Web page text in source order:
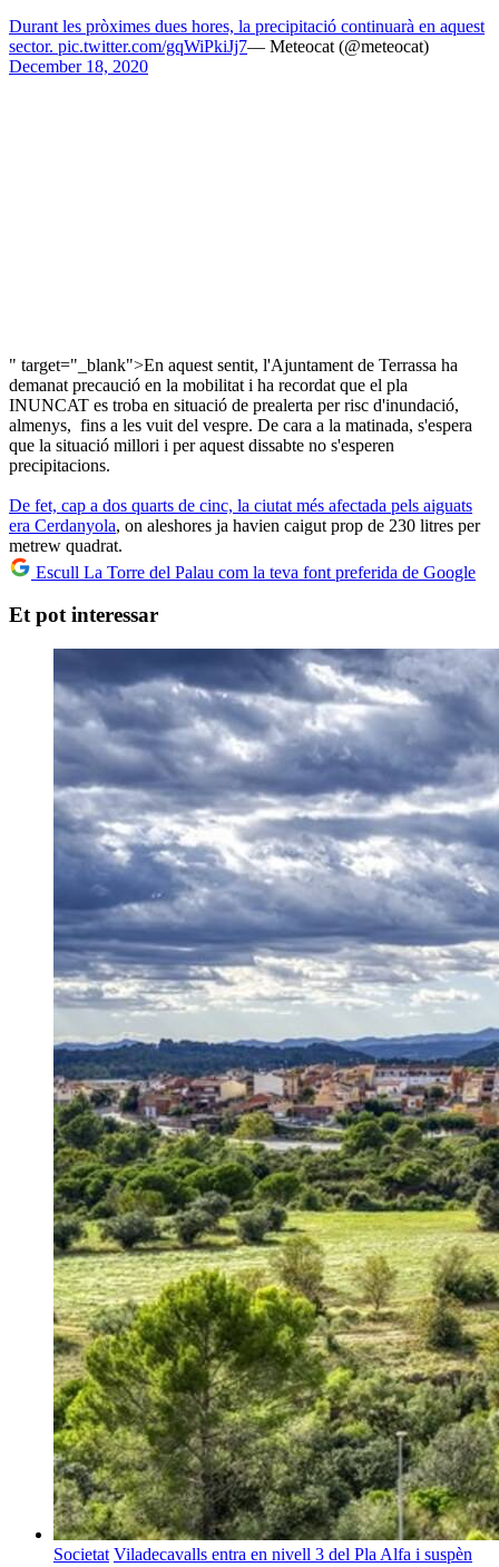
Durant les pròximes dues hores, la precipitació continuarà en aquest
sector. pic.twitter.com/gqWiPkiJj7— Meteocat (@meteocat)
December 18, 2020
" target="_blank">En aquest sentit, l'Ajuntament de Terrassa ha
demanat precaució en la mobilitat i ha recordat que el pla
INUNCAT es troba en situació de prealerta per risc d'inundació,
almenys, fins a les vuit del vespre. De cara a la matinada, s'espera
que la situació millori i per aquest dissabte no s'esperen
precipitacions.
De fet, cap a dos quarts de cinc, la ciutat més afectada pels aiguats
era Cerdanyola, on aleshores ja havien caigut prop de 230 litres per
metrew quadrat.
Escull La Torre del Palau com la teva font preferida de Google
Et pot interessar
Societat Viladecavalls entra en nivell 3 del Pla Alfa i suspèn